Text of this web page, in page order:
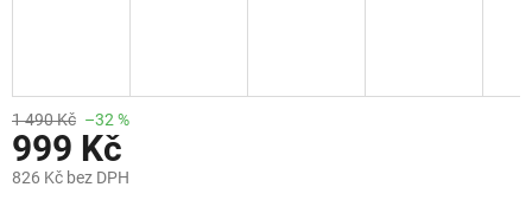
1 490 Kč –32 %
999 Kč
826 Kč bez DPH